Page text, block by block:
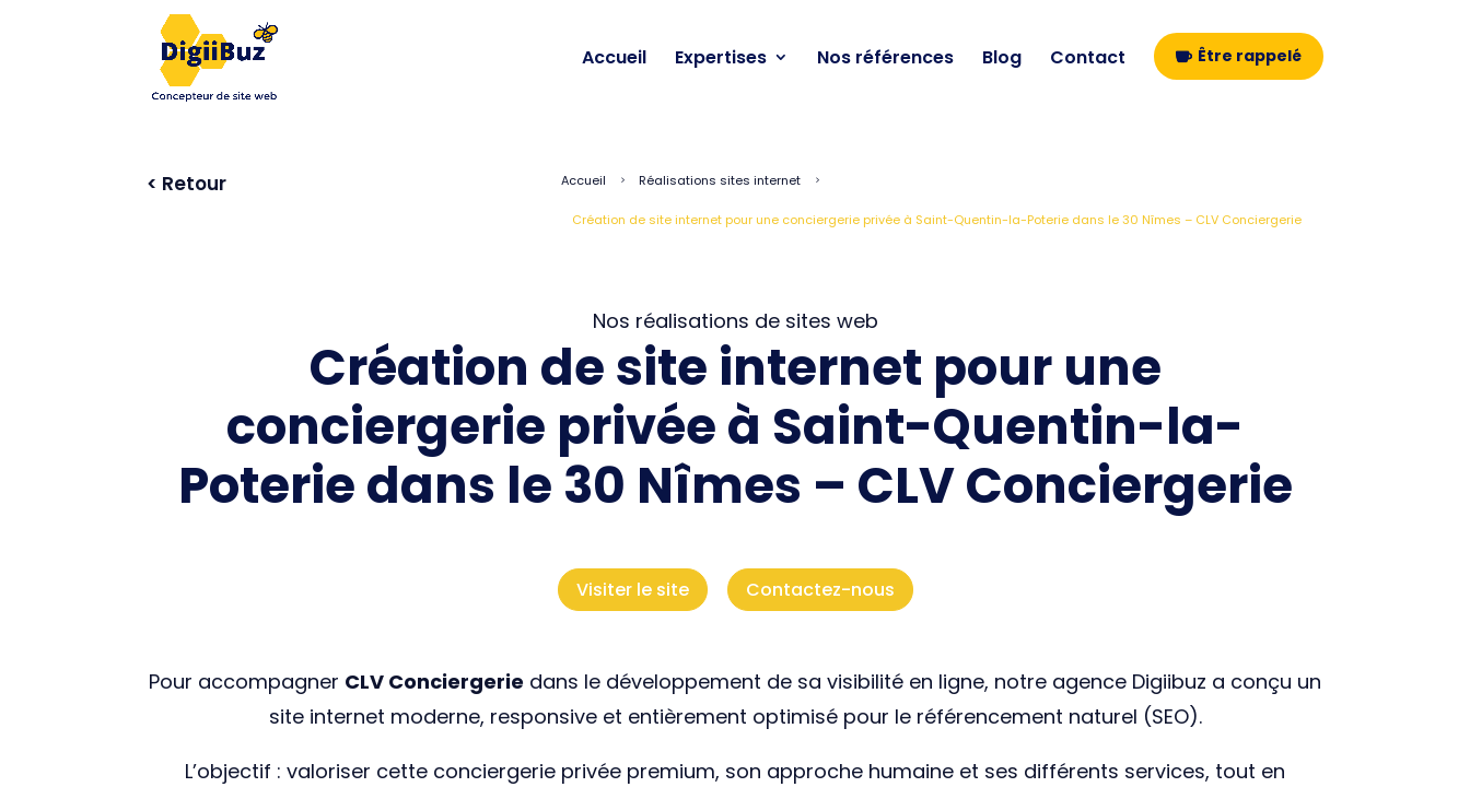
Accueil Expertises Nos références Blog Contact Être rappelé
< Retour Accueil 5 Réalisations sites internet 5
Création de site internet pour une conciergerie privée à Saint-Quentin-la-Poterie dans le 30 Nîmes – CLV Conciergerie
Nos réalisations de sites web
Création de site internet pour une
conciergerie privée à Saint-Quentin-la-
Poterie dans le 30 Nîmes – CLV Conciergerie
Visiter le site Contactez-nous
Pour accompagner CLV Conciergerie dans le développement de sa visibilité en ligne, notre agence Digiibuz a conçu un
site internet moderne, responsive et entièrement optimisé pour le référencement naturel (SEO).
L’objectif : valoriser cette conciergerie privée premium, son approche humaine et ses différents services, tout en